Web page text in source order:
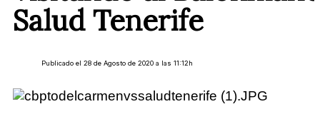
Salud Tenerife
Publicado el 28 de Agosto de 2020 a las 11:12h